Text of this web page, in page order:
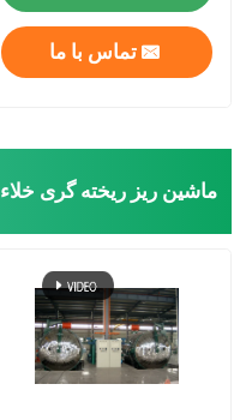
تماس با ما
ماشین ریز ریخته گری خلاء